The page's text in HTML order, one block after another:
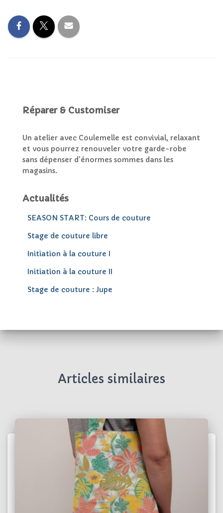
Réparer & Customiser
Un atelier avec Coulemelle est convivial, relaxant
et vous pourrez renouveler votre garde-robe
sans dépenser d'énormes sommes dans les
magasins.
Actualités
SEASON START: Cours de couture
Stage de couture libre
Initiation à la couture I
Initiation à la couture II
Stage de couture : Jupe
Articles similaires